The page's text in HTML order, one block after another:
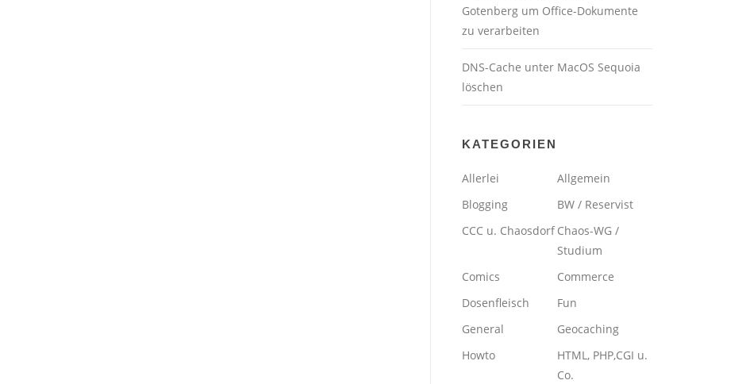
Gotenberg um Office-Dokumente
zu verarbeiten
DNS-Cache unter MacOS Sequoia
löschen
KATEGORIEN
Allerlei
Allgemein
Blogging
BW / Reservist
CCC u. Chaosdorf Chaos-WG /
Studium
Comics
Commerce
Dosenfleisch
Fun
General
Geocaching
Howto
HTML, PHP,CGI u.
Co.